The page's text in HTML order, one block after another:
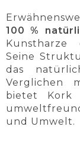
100 %
Kunstharze
Seine
das
Verglichen
bietet Kork
und Umwelt.